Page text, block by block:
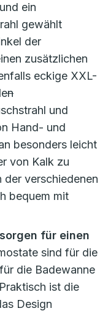
ein
gewählt
der
zusätzlichen
eckige XXL-
n
und
Hand- und
besonders leicht
von Kalk zu
verschiedenen
bequem mit
für einen
sind für die
die Badewanne
ist die
Design